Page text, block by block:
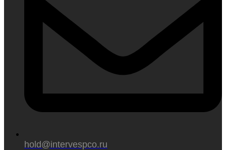
hold@intervespco.ru